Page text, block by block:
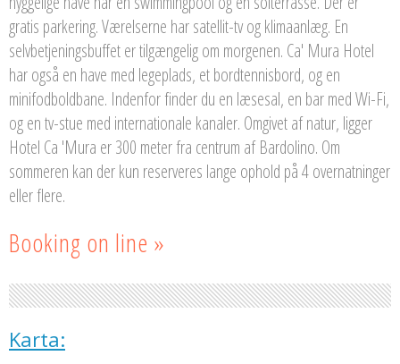
gratis parkering. Værelserne har satellit-tv og klimaanlæg. En
selvbetjeningsbuffet er tilgængelig om morgenen. Ca' Mura Hotel
har også en have med legeplads, et bordtennisbord, og en
minifodboldbane. Indenfor finder du en læsesal, en bar med Wi-Fi,
og en tv-stue med internationale kanaler. Omgivet af natur, ligger
Hotel Ca 'Mura er 300 meter fra centrum af Bardolino. Om
sommeren kan der kun reserveres lange ophold på 4 overnatninger
eller flere.
Booking on line »
Karta: